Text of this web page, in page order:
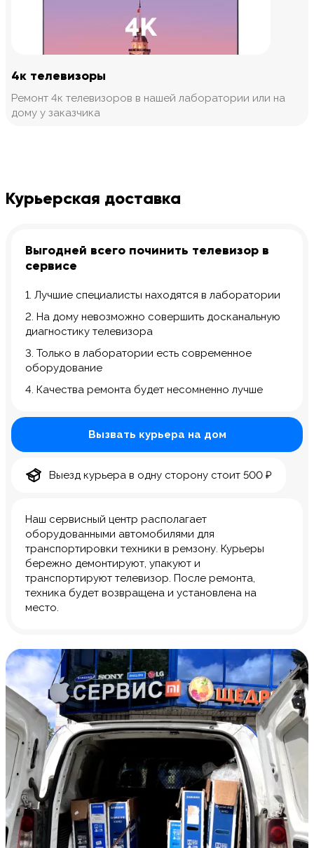
4к телевизоры
Ремонт 4к телевизоров в нашей лаборатории или на
дому у заказчика
Курьерская доставка
Выгодней всего починить телевизор в
сервисе
1. Лучшие специалисты находятся в лаборатории
2. На дому невозможно совершить досканальную
диагностику телевизора
3. Только в лаборатории есть современное
оборудование
4. Качества ремонта будет несомненно лучше
Наш сервисный центр располагает
оборудованными автомобилями для
транспортировки техники в ремзону. Курьеры
бережно демонтируют, упакуют и
транспортируют телевизор. После ремонта,
техника будет возвращена и установлена на
место.
Вызвать курьера на дом
Выезд курьера в одну сторону стоит 500 ₽